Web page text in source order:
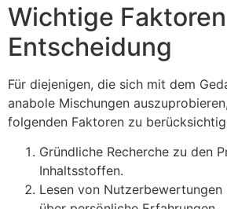
Wichtige
Entscheidung
Für diejenigen, die sich mit dem
anabole Mischungen
folgenden Faktoren zu
Gründliche Recherche zu den
Inhaltsstoffen.
Lesen von Nutzerbewertungen